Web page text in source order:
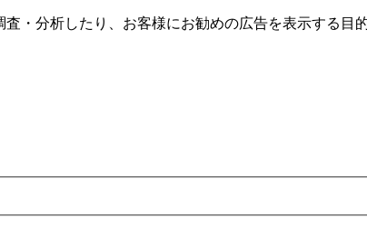
・分析したり、お客様にお勧めの広告を表⽰する⽬